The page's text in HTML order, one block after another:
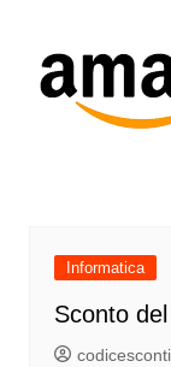
Informatica
Sconto
codicesconti